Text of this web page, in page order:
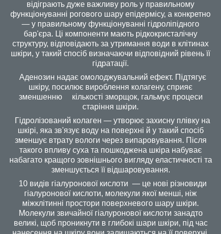
відіграють дуже важливу роль у правильному
функціонуванні рогового шару епідермісу, а конкретно
— у правильному функціонуванні гідроліпідного
бар'єра. Ці компоненти мають рідкокристалічну
структуру, відповідають за утримання води в клітинах
шкіри, у такий спосіб визначаючи відповідний рівень її
гідратації.
Аденозин надає омолоджувальний ефект. Підтягує
шкіру, посилює вироблення колагену, сприяє
зменшенню кількості зморщок, гальмує процеси
старіння шкіри.
Гідролізований колаген — утворює захисну плівку на
шкірі, яка зв'язує воду на поверхні й у такий спосіб
зменшує втрату вологи через випаровування. Після
такого впливу суха та пошкоджена шкіра набуває
набагато кращого зовнішнього вигляду еластичності та
зменшується її відшаровування.
10 видів гіалуронової кислоти — це нові різновиди
гіалуронової кислоти, молекули якої менші, ніж
міжклітинні простори поверхневого шару шкіри.
Молекули звичайної гіалуронової кислоти занадто
великі, щоб проникнути в глибокі шари шкіри, під час